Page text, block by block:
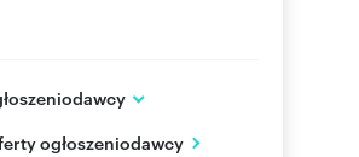
ogłoszeniodawcy